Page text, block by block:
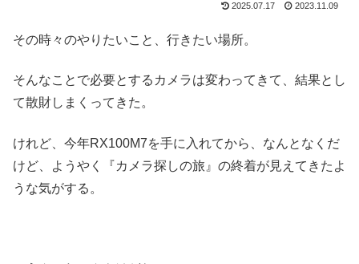
2025.07.17 2023.11.09
その時々のやりたいこと、行きたい場所。
そんなことで必要とするカメラは変わってきて、結果とし
て散財しまくってきた。
けれど、今年RX100M7を手に入れてから、なんとなくだ
けど、ようやく『カメラ探しの旅』の終着が見えてきたよ
うな気がする。